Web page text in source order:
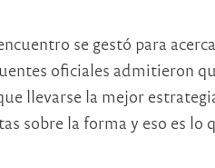
se gestó para
oficiales admitieron
llevarse la mejor
sobre la forma y eso es